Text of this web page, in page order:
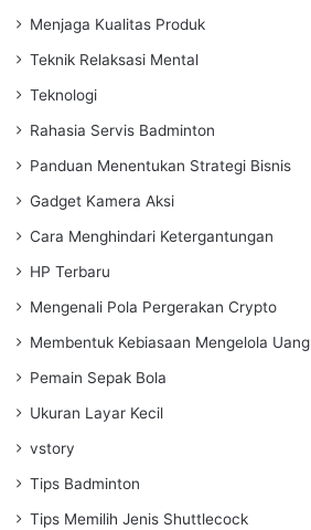
Menjaga Kualitas Produk
Teknik Relaksasi Mental
Teknologi
Rahasia Servis Badminton
Panduan Menentukan Strategi Bisnis
Gadget Kamera Aksi
Cara Menghindari Ketergantungan
HP Terbaru
Mengenali Pola Pergerakan Crypto
Membentuk Kebiasaan Mengelola Uang
Pemain Sepak Bola
Ukuran Layar Kecil
vstory
Tips Badminton
Tips Memilih Jenis Shuttlecock